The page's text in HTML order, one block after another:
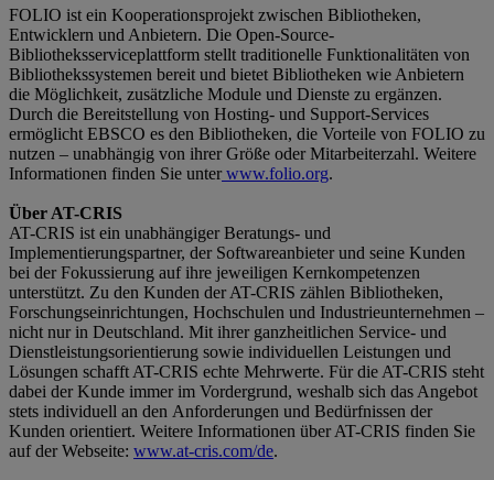
FOLIO ist ein Kooperationsprojekt zwischen Bibliotheken,
Entwicklern und Anbietern. Die Open-Source-
Bibliotheksserviceplattform stellt traditionelle Funktionalitäten von
Bibliothekssystemen bereit und bietet Bibliotheken wie Anbietern
die Möglichkeit, zusätzliche Module und Dienste zu ergänzen.
Durch die Bereitstellung von Hosting- und Support-Services
ermöglicht EBSCO es den Bibliotheken, die Vorteile von FOLIO zu
nutzen – unabhängig von ihrer Größe oder Mitarbeiterzahl. Weitere
Informationen finden Sie unterwww.folio.org.
Über AT-CRIS
AT-CRIS ist ein unabhängiger Beratungs- und
Implementierungspartner, der Softwareanbieter und seine Kunden
bei der Fokussierung auf ihre jeweiligen Kernkompetenzen
unterstützt. Zu den Kunden der AT-CRIS zählen Bibliotheken,
Forschungseinrichtungen, Hochschulen und Industrieunternehmen –
nicht nur in Deutschland. Mit ihrer ganzheitlichen Service- und
Dienstleistungsorientierung sowie individuellen Leistungen und
Lösungen schafft AT-CRIS echte Mehrwerte. Für die AT-CRIS steht
dabei der Kunde immer im Vordergrund, weshalb sich das Angebot
stets individuell an den Anforderungen und Bedürfnissen der
Kunden orientiert. Weitere Informationen über AT-CRIS finden Sie
auf der Webseite: www.at-cris.com/de.